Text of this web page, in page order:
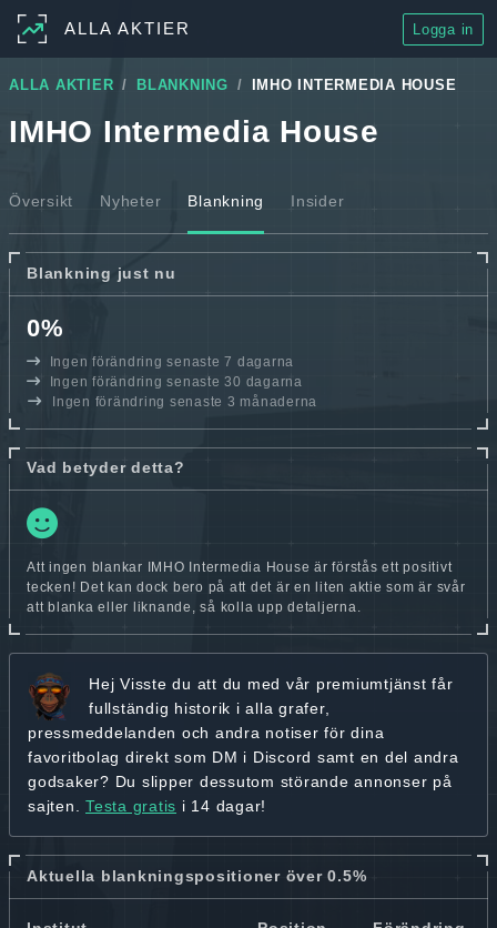
ALLA AKTIER Logga in
ALLA AKTIER BLANKNING IMHO INTERMEDIA HOUSE
IMHO Intermedia House
Översikt Nyheter Blankning Insider
Blankning just nu
0%
Ingen förändring senaste 7 dagarna
Ingen förändring senaste 30 dagarna
Ingen förändring senaste 3 månaderna
Vad betyder detta?
Att ingen blankar IMHO Intermedia House är förstås ett positivt
tecken! Det kan dock bero på att det är en liten aktie som är svår
att blanka eller liknande, så kolla upp detaljerna.
Hej Visste du att du med vår premiumtjänst får
fullständig historik i alla grafer,
pressmeddelanden och andra notiser för dina
favoritbolag direkt som DM i Discord samt en del andra
godsaker? Du slipper dessutom störande annonser på
sajten. Testa gratis i 14 dagar!
Aktuella blankningspositioner över 0.5%